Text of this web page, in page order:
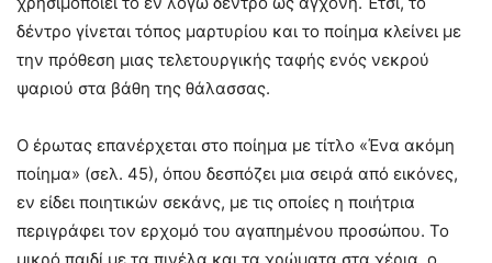
δέντρο γίνεται τόπος μαρτυρίου και το ποίημα κλείνει με
την πρόθεση μιας τελετουργικής ταφής ενός νεκρού
ψαριού στα βάθη της θάλασσας.
Ο έρωτας επανέρχεται στο ποίημα με τίτλο «Ένα ακόμη
ποίημα» (σελ. 45), όπου δεσπόζει μια σειρά από εικόνες,
εν είδει ποιητικών σεκάνς, με τις οποίες η ποιήτρια
περιγράφει τον ερχομό του αγαπημένου προσώπου. Το